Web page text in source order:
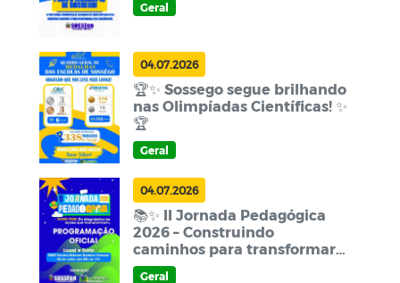
Geral
04.07.2026
🏆✨ Sossego segue brilhando
nas Olimpíadas Científicas! ✨
🏆
Geral
04.07.2026
📚✨ II Jornada Pedagógica
2026 – Construindo
caminhos para transformar
a educação! ✨📚
Geral